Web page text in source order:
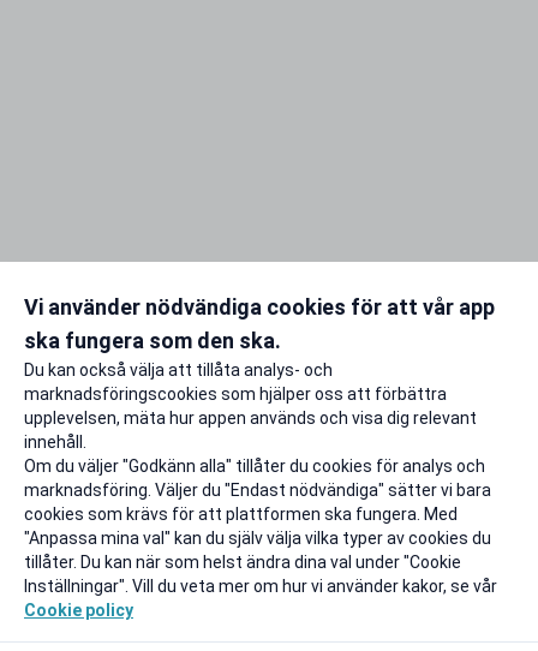
Vi använder nödvändiga cookies för att vår app
ska fungera som den ska.
Du kan också välja att tillåta analys- och
marknadsföringscookies som hjälper oss att förbättra
upplevelsen, mäta hur appen används och visa dig relevant
innehåll.
Om du väljer "Godkänn alla" tillåter du cookies för analys och
marknadsföring. Väljer du "Endast nödvändiga" sätter vi bara
cookies som krävs för att plattformen ska fungera. Med
"Anpassa mina val" kan du själv välja vilka typer av cookies du
tillåter. Du kan när som helst ändra dina val under "Cookie
Inställningar". Vill du veta mer om hur vi använder kakor, se vår
Cookie policy